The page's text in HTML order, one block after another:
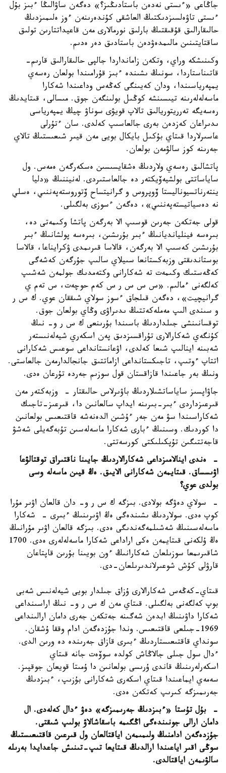
جاڭاعى «ءىستى نەدەن باستادىڭىز؟» دەگەن ساۋالىڭا ءبىز بۇل
ءىستى تاۋەلسىزدىكتىڭ العاشقى كۇندەرىنەن ءوز ەلىمىزدىڭ
حالىقارالىق قۇقىقتىڭ بارلىق نورمالارى مەن قاعيداتتارىن تولىق
ساقتايتىنىن مالىمدەۋدەن باستادىق دەر ەدىم.
وكىنىشكە وراي، وتكەن زامانداردا جالپى حالىقارالىق قارىم-
قاتىناستاردا، سونىڭ ىشىندە ءبىز قۇرامىندا بولعان رەسەي
يمپەرياسىندا، ودان كەيىنگى كەڭەس وداعىندا شەكارا
ماسەلەلەرىنە تيىسىنشە كوڭىل بولىنگەن جوق. مىسالى، قىتايدىڭ
رەسەيگە تەرريتوريالىق تالاپ قويۋى سوناۋ چيڭ يمپەرياسى
ىدىراعان كەزدەن بەرى جالعاسىپ كەلدى. سان ءتۇرلى
عاسىرلاردا قىتاي بۇكىل بايكال بويى مەن قيىر شىعىستىڭ تالاي
جەرىنە كوز سالۋمەن بولعان.
پاتشالىق رەسەي ولاردىڭ ەشقايسىسىن ەسكەرگەن ەمەس. ول
ساياساتتى بولشيەۆيكتەر دە جالعاستىردى. لەنيننىڭ «دليا
ينتەرناتسيوناليستا ۆوپروس و گرانيتساح ۆتوروستەپەننىي، ەسلي
نە دەسياتيستەپەننىي»، دەگەن ءسوزى بەلگىلى.
قولى جەتكەن جەرىن قوسىپ الا بەرگەن پاتشا وكىمەتى دە،
بىرەسە فينليانديانىڭ ءبىر بۇرىشىن، بىرەسە پولشانىڭ ءبىر
بۇرىشىن كەسىپ الا بەرگەن، قالاسا قىرىمدى ۋكرايناعا، قالاسا
بوستاندىقتى وزبەكستانعا سىيلاي سالىپ جۇرگەن كەشەگى
كەڭەستىك وكىمەت تە شەكارانى وكتەمدىك جولمەن شەشىپ
كەلگەنى ءمالىم. «س س س ر س كەم حوچەت، س تەم ي
گرانيچيت»، دەگەن قىلجاق ءسوز سولاي شىققان عوي. ك س ر
و سىندى الىپ مەملەكەتتىڭ ىدىراۋى وڭاي بولعان جوق.
توقسانىنشى جىلداردىڭ باسىندا بۇرىنعى ك س ر و- نىڭ
كۇنگەي شەكارالارى تۇراقسىزدىق پەن اسكەري شيەلەنىستەر
شەبىنە اينالىپ شىعا كەلدى، اۋعانستانداعى سوعىس شەكارانى
اتتاپ ءوتىپ، تاجىكستانداعى ازاماتتىق جانجالدارمەن جالعاستى.
ونىڭ بەر جاعىندا قازاقستان قول سوزىم جەردە تۇرعان ەدى.
جاۋاپسىز ساياساتشىلاردىڭ باۋىرلاس حالىقتار - وزبەكتەر مەن
قىرعىزداردى ءبىر-بىرىنە ايداپ سالعانىن دا، قىرعىز-تاجىك
شەكاراسىندا سۋ مەن جەر ءۇشىن الدەنەشە قاقتىعىس بولعانىن
دا كوردىك. وسىنىڭ ءبارى شەكارا ماسەلەسىن تۇبەگەيلى شەشۋ
قاجەتتىگىن تۇپكىلىكتى كورسەتتى.
- ەندى اينالامىزداعى شەكارالاردىڭ جايىنا ناقتىراق توقتالۋعا
اۋىسساق. قىتايمەن شەكارانى الايىق. ەڭ قيىن ماسەلە وسى
بولدى عوي؟
- سولاي دەۋگە بولادى. بىزگە ك س ر و- دان قالعان اۋىر مۇرا
كوپ ەدى. سولاردىڭ ىشىندەگى ەڭ اۋىرىنىڭ ءبىرى - شەكارا
ماسەلەسىنىڭ شەشىلمەگەندىگى ەدى. بىزگە قالعان اۋىر مۇرانىڭ
ەڭ ۇلكەنى قىتايمەن ەكى اراداعى شەكارا ماسەلەلەرى ەدى. 1700
شاقىرىمعا سوزىلعان شەكارانىڭ ءون بويىنا بۇرىن قاپتاعان
قارۋلى كۇش شوعىرلاندىرىلعان-دى.
قىتاي-كەڭەس شەكارالارى ۇزاق جىلدار بويى شيەلەنىس شەبى
بوپ كەلگەنى بەلگىلى. قىتاي مەن ك س ر و- نىڭ اراسىنداعى
شەكارا داۋىنىڭ ابدەن شەگىنە جەتكەن جەرى دامان ارالىنداعى
1969-جىلعى قاقتىعىس. وندا جۇزدەگەن ادام وققا ۇشقان.
سونداي قاقتىعىستاردىڭ ءبىرى قازاق جەرىندە دە ورىن الدى.
ءدال سول جىلى جالاڭاش كولدە سوۆەت جانە قىتاي
اسكەرلەرىنىڭ قاندى ۇرىسى بولعانىن دا ۇمىتا قويعان جوقپىز.
سەمەي ايماعىندا قىتاي اسكەرى شەكارانى بۇزىپ، ءبىزدىڭ
جەرىمىزگە كىرىپ كەتكەن ەدى.
- بۇل تۇستا «ءبىزدىڭ جەرىمىزگە» دەۋ ءدال كەلەدى. ال
دامان ارالى جونىندەگى اڭگىمە باسقاشالاۋ بولىپ شىقتى.
جۇزدەگەن ادامنىڭ ولىمىمەن اياقتالعان ول قىرعىن قاقتىعىستىڭ
سوڭى اقىر اياعىندا ارالدىڭ قىتايعا تىپ-تىنىش جاعدايدا بەرىلە
سالۋىمەن اياقتالدى.